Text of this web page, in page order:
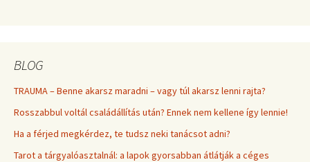
BLOG
TRAUMA – Benne akarsz maradni – vagy túl akarsz lenni rajta?
Rosszabbul voltál családállítás után? Ennek nem kellene így lennie!
Ha a férjed megkérdez, te tudsz neki tanácsot adni?
Tarot a tárgyalóasztalnál: a lapok gyorsabban átlátják a céges